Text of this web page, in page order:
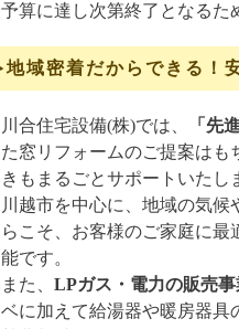
予算に達し次第終了となるた
地域密着だからできる！
川合住宅設備(株)では、 「先
た窓リフォームのご提案は
きもまるごとサポートいたし
川越市を中心に、地域の気
らこそ、お客様のご家庭に
能です。
また、 LPガス・電力の販売事
ベに加えて給湯器や暖房器具